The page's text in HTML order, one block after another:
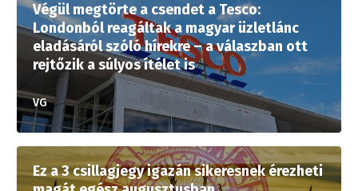
Végül megtörte a csendet a Tesco:
Londonból reagáltak a magyar üzletlánc
eladásáról szóló hírekre – a válaszban ott
rejtőzik a súlyos ítélet is
VG
Ez a 3 csillagjegy igazán sikeresnek érezheti